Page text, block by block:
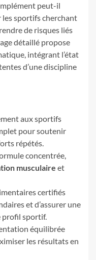
peut-il
sportifs cherchant
de risques liés
détaillé propose
intégrant l’état
d’une discipline
aux sportifs
pour soutenir
répétés.
concentrée,
musculaire et
certifiés
et d’assurer une
profil sportif.
équilibrée
les résultats en